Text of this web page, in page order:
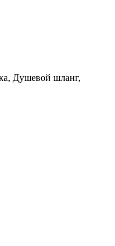
Душевой шланг,